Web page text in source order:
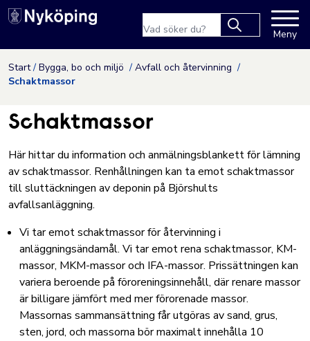
Hoppa till innehåll
Nyköpings kommuns
results.
Meny
Start Bygga, bo och miljö
Avfall och återvinning
Schaktmassor
Schaktmassor
Här hittar du information och anmälningsblankett för lämning
av schaktmassor. Renhållningen kan ta emot schaktmassor
till sluttäckningen av deponin på Björshults
avfallsanläggning.
Vi tar emot schaktmassor för återvinning i
anläggningsändamål. Vi tar emot rena schaktmassor, KM-
massor, MKM-massor och IFA-massor. Prissättningen kan
variera beroende på föroreningsinnehåll, där renare massor
är billigare jämfört med mer förorenade massor.
Massornas sammansättning får utgöras av sand, grus,
sten, jord, och massorna bör maximalt innehålla 10